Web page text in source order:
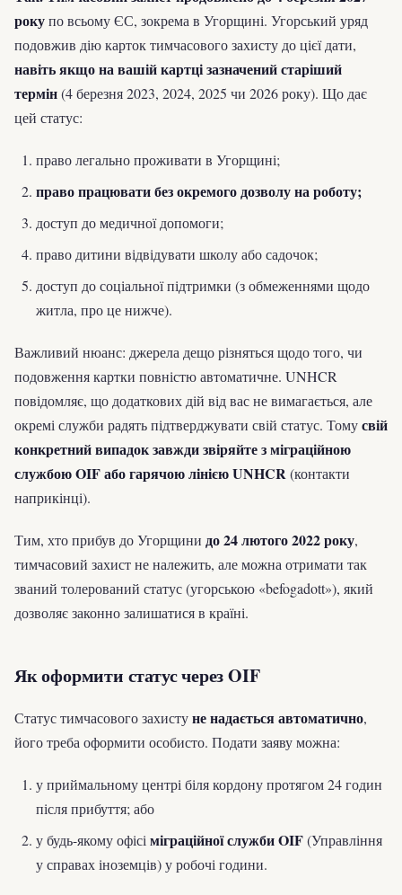
рокупо всьому ЄС, зокрема в Угорщині. Угорський уряд
подовжив дію карток тимчасового захисту до цієї дати,
навіть якщо на вашій картці зазначений старіший
термін(4 березня 2023, 2024, 2025 чи 2026 року). Що дає
цей статус:
право легально проживати в Угорщині;
право працювати без окремого дозволу на роботу;
доступ до медичної допомоги;
право дитини відвідувати школу або садочок;
доступ до соціальної підтримки (з обмеженнями щодо
житла, про це нижче).
Важливий нюанс: джерела дещо різняться щодо того, чи
подовження картки повністю автоматичне. UNHCR
повідомляє, що додаткових дій від вас не вимагається, але
окремі служби радять підтверджувати свій статус. Томусвій
конкретний випадок завжди звіряйте з міграційною
службою OIF або гарячою лінією UNHCR(контакти
наприкінці).
Тим, хто прибув до Угорщини до 24 лютого 2022 року,
тимчасовий захист не належить, але можна отримати так
званий толерований статус (угорською «befogadott»), який
дозволяє законно залишатися в країні.
Як оформити статус через OIF
Статус тимчасового захистуне надається автоматично,
його треба оформити особисто. Подати заяву можна:
у приймальному центрі біля кордону протягом 24 годин
після прибуття; або
у будь-якому офісі міграційної служби OIF(Управління
у справах іноземців) у робочі години.